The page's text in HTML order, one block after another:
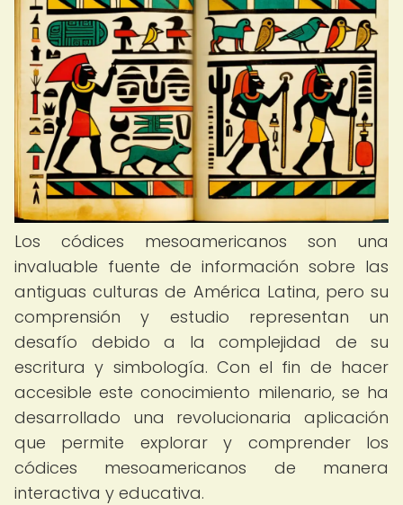
Los códices mesoamericanos son una
invaluable fuente de información sobre las
antiguas culturas de América Latina, pero su
comprensión y estudio representan un
desafío debido a la complejidad de su
escritura y simbología. Con el fin de hacer
accesible este conocimiento milenario, se ha
desarrollado una revolucionaria aplicación
que permite explorar y comprender los
códices mesoamericanos de manera
interactiva y educativa.